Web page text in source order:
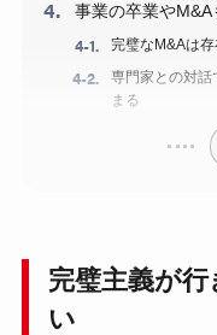
事業の卒業や
完璧なM&Aは
専門家との対話
まる
完璧主義が
い